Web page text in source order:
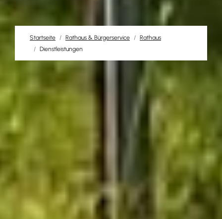
Startseite Rathaus & Bürgerservice
Rathaus
Dienstleistungen